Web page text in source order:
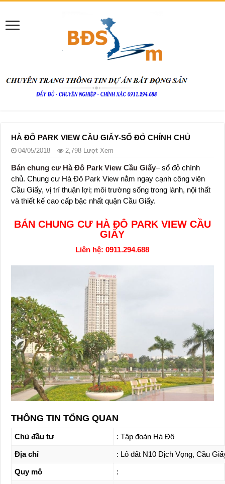
HÀ ĐÔ PARK VIEW CẦU GIẤY-SỔ ĐỎ CHÍNH CHỦ
04/05/2018 2,798 Lượt Xem
Bán chung cư Hà Đô Park View Cầu Giấy– sổ đỏ chính
chủ. Chung cư Hà Đô Park View nằm ngay cạnh công viên
Cầu Giấy, vị trí thuận lợi; môi trường sống trong lành, nội thất
và thiết kế cao cấp bậc nhất quận Cầu Giấy.
BÁN CHUNG CƯ HÀ ĐÔ PARK VIEW CẦU
GIẤY
Liên hệ: 0911.294.688
THÔNG TIN TỔNG QUAN
Chủ đầu tư : Tập đoàn Hà Đô
Địa chỉ : Lô đất N10 Dịch Vọng, Cầu
Quy mô :